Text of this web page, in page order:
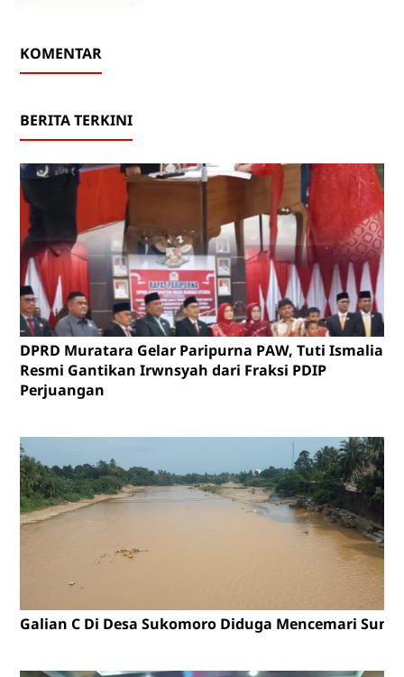
KOMENTAR
BERITA TERKINI
DPRD Muratara Gelar Paripurna PAW, Tuti Ismalia
Resmi Gantikan Irwnsyah dari Fraksi PDIP
Perjuangan
Galian C Di Desa Sukomoro Diduga Mencemari